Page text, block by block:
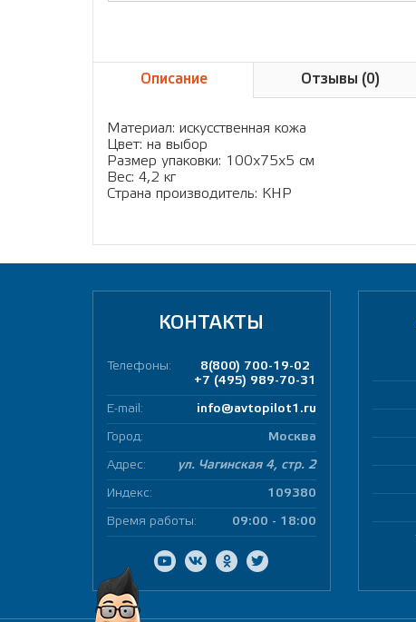
Описание Отзывы (0)
Материал: искусственная кожа
Цвет: на выбор
Размер упаковки: 100х75х5 см
Вес: 4,2 кг
Страна производитель: КНР
КОНТАКТЫ
Телефоны:
8(800) 700-19-02
+7 (495) 989-70-31
E-mail: info@avtopilot1.ru
Город: Москва
Адрес: ул. Чагинская 4, стр. 2
Индекс: 109380
Время работы: 09:00 - 18:00